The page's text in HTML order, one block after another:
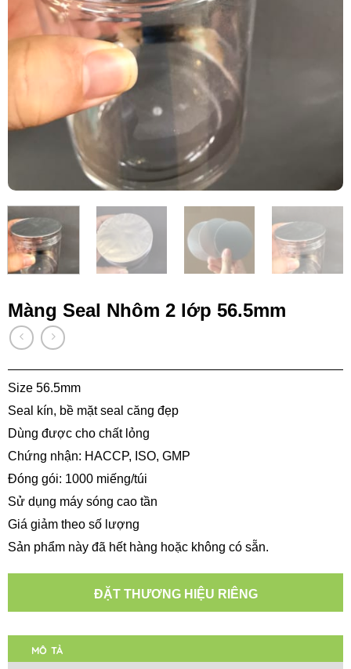
Màng Seal Nhôm 2 lớp 56.5mm
Size 56.5mm
Seal kín, bề mặt seal căng đẹp
Dùng được cho chất lỏng
Chứng nhận: HACCP, ISO, GMP
Đóng gói: 1000 miếng/túi
Sử dụng máy sóng cao tần
Giá giảm theo số lượng
Sản phẩm này đã hết hàng hoặc không có sẵn.
ĐẶT THƯƠNG HIỆU RIÊNG
MÔ TẢ